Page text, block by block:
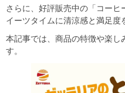
さらに、好評販売中の「コー
イーツタイムに清涼感と満足度
本記事では、商品の特徴や楽し
す。